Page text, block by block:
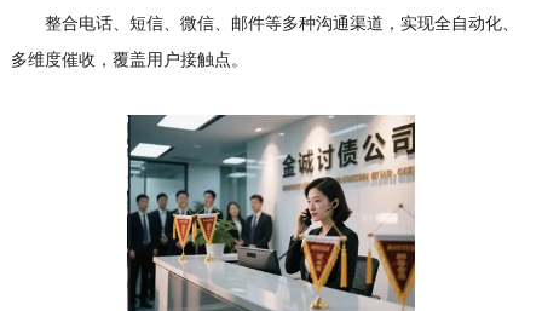
整合电话、短信、微信、邮件等多种沟通渠道，实现全自动化、
多维度催收，覆盖用户接触点。